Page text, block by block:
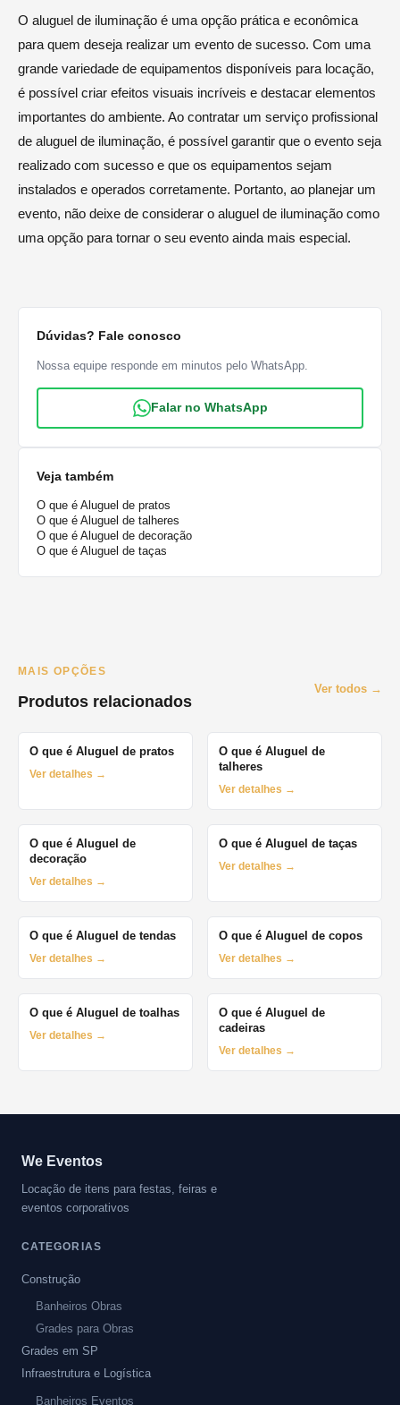
O aluguel de iluminação é uma opção prática e econômica
para quem deseja realizar um evento de sucesso. Com uma
grande variedade de equipamentos disponíveis para locação,
é possível criar efeitos visuais incríveis e destacar elementos
importantes do ambiente. Ao contratar um serviço profissional
de aluguel de iluminação, é possível garantir que o evento seja
realizado com sucesso e que os equipamentos sejam
instalados e operados corretamente. Portanto, ao planejar um
evento, não deixe de considerar o aluguel de iluminação como
uma opção para tornar o seu evento ainda mais especial.
Dúvidas? Fale conosco
Nossa equipe responde em minutos pelo WhatsApp.
Falar no WhatsApp
Veja também
O que é Aluguel de pratos
O que é Aluguel de talheres
O que é Aluguel de decoração
O que é Aluguel de taças
MAIS OPÇÕES
Produtos relacionados
Ver todos →
O que é Aluguel de pratos
Ver detalhes →
O que é Aluguel de
talheres
Ver detalhes →
O que é Aluguel de
decoração
Ver detalhes →
O que é Aluguel de taças
Ver detalhes →
O que é Aluguel de tendas
Ver detalhes →
O que é Aluguel de copos
Ver detalhes →
O que é Aluguel de toalhas
Ver detalhes →
O que é Aluguel de
cadeiras
Ver detalhes →
We Eventos
Locação de itens para festas, feiras e
eventos corporativos
CATEGORIAS
Construção
Banheiros Obras
Grades para Obras
Grades em SP
Infraestrutura e Logística
Banheiros Eventos